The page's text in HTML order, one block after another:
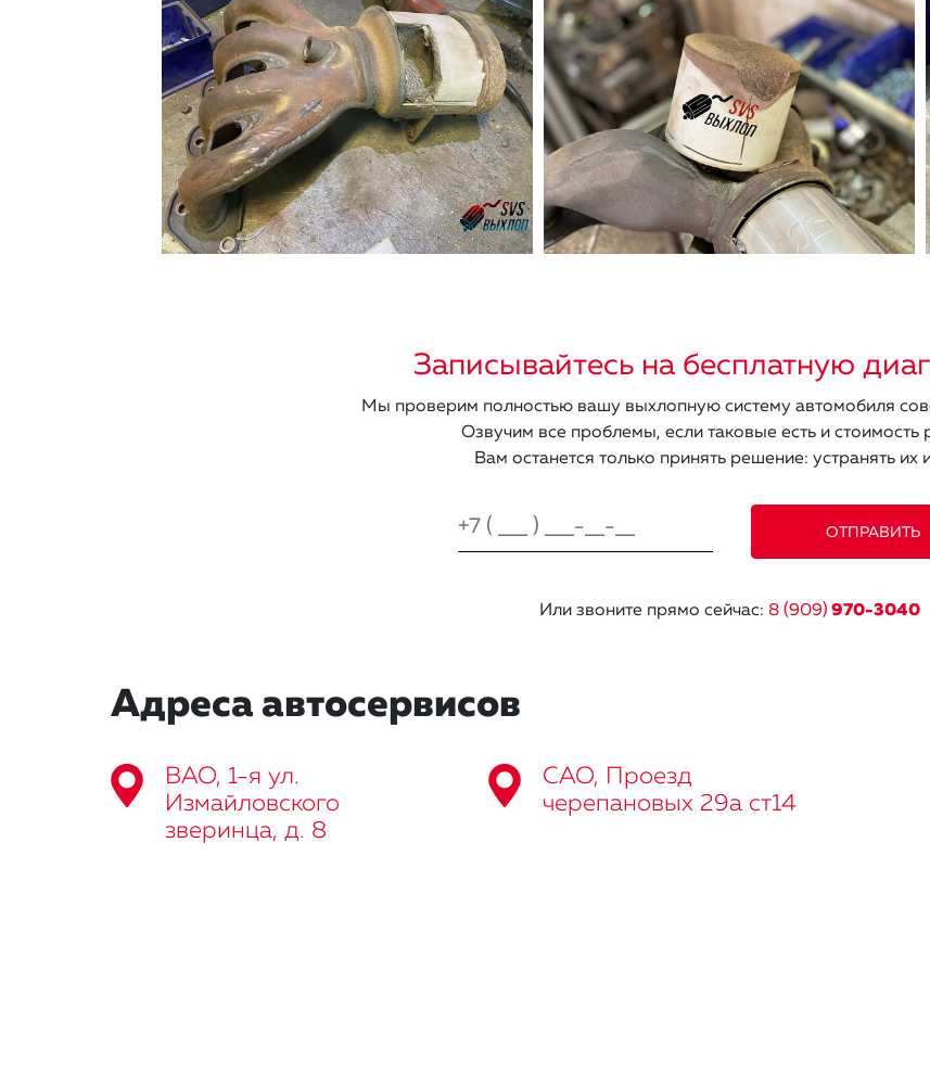
Записывайтесь на бесплатную
Мы проверим полностью вашу выхлопную систему автомобиля
Озвучим все проблемы, если таковые есть и стоимость
Вам останется только принять решение: устранять их
Или звоните прямо сейчас: 8 (909) 970-3040
Адреса автосервисов
ВАО, 1-я ул.
Измайловского
зверинца, д. 8
САО, Проезд
черепановых 29а ст14